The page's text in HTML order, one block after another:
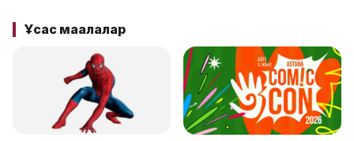
Ұқсас мақалалар